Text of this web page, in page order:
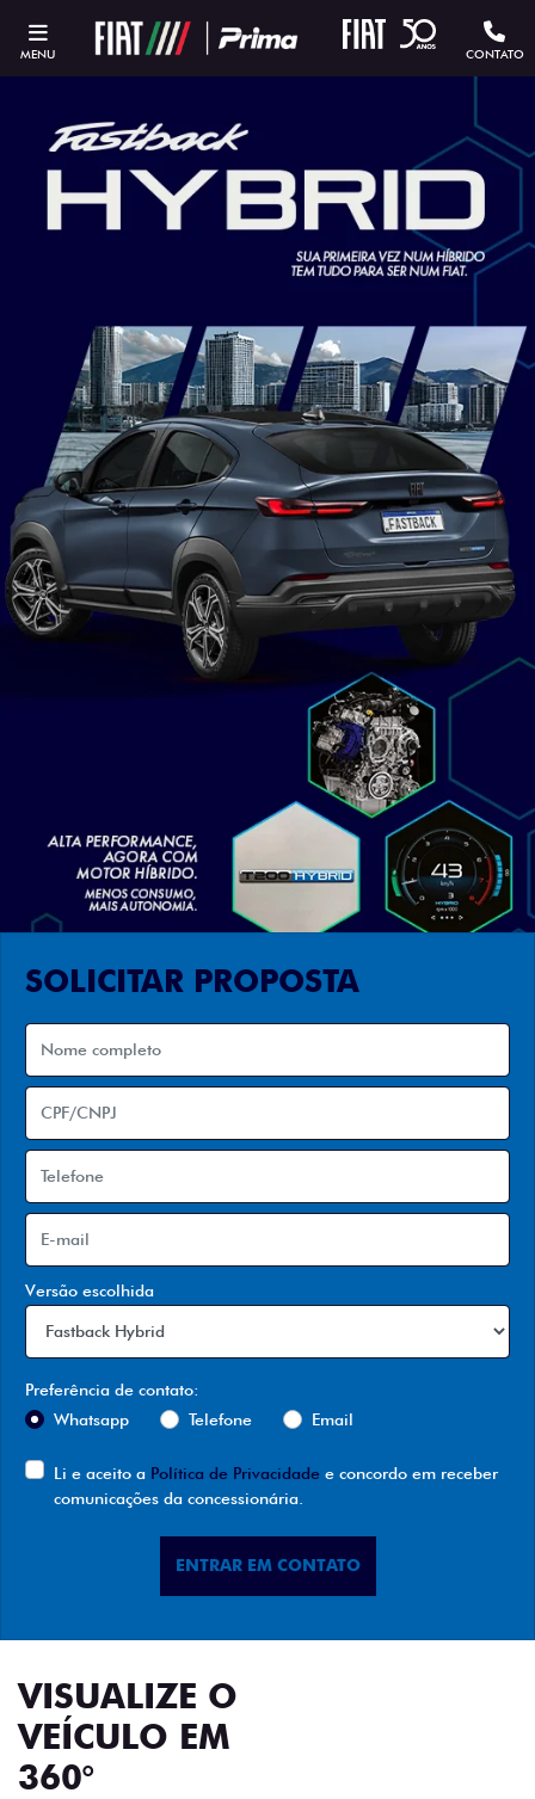
MENU CONTATO
SOLICITAR PROPOSTA
Versão escolhida
Preferência de contato:
Whatsapp
Telefone Email
Li e aceito a Política de Privacidade e concordo em receber
comunicações da concessionária.
ENTRAR EM CONTATO
VISUALIZE O
VEÍCULO EM
360°